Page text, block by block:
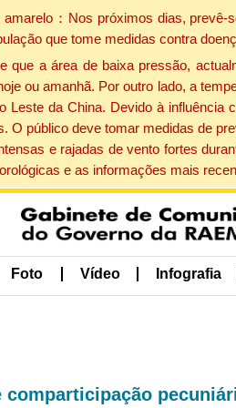
：Nos próximos dias,
que tome medidas contra
que a área de baixa pressão,
ou amanhã. Por outro lado, a
Leste da China. Devido à influência
O público deve tomar medidas de
e rajadas de vento fortes
e as informações mais
Foto Vídeo Infografia
comparticipação